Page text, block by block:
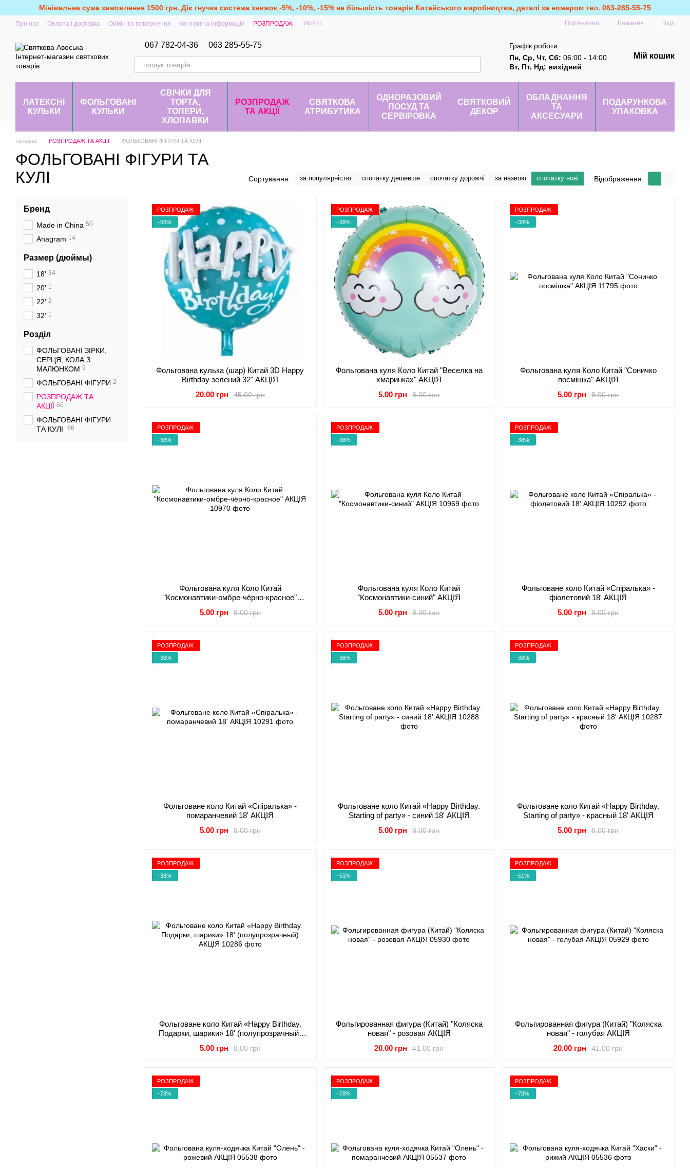
Перейти до основного контенту
Мінімальна сума замовлення 1500 грн. Діє гнучка система знижок -5%, -10%, -15% на більшість товарів Китайського виробництва, деталі за номером тел. 063-285-55-75
Про нас Оплата і доставка Обмін та повернення Контактна інформація РОЗПРОДАЖ Укр Рус Порівняння Бажання Вхід
067 782-04-36 063 285-55-75
Графік роботи:
Пн, Ср, Чт, Сб: 06:00 - 14:00
Вт, Пт, Нд: вихідний
Мій кошик
ЛАТЕКСНІ
КУЛЬКИ
ФОЛЬГОВАНІ
КУЛЬКИ
СВІЧКИ ДЛЯ
ТОРТА,
ТОПЕРИ,
ХЛОПАВКИ
РОЗПРОДАЖ
ТА АКЦІЇ
СВЯТКОВА
АТРИБУТИКА
ОДНОРАЗОВИЙ
ПОСУД ТА
СЕРВІРОВКА
СВЯТКОВИЙ
ДЕКОР
ОБЛАДНАННЯ
ТА
АКСЕСУАРИ
ПОДАРУНКОВА
УПАКОВКА
Головна РОЗПРОДАЖ ТА АКЦІЇ ФОЛЬГОВАНІ ФІГУРИ ТА КУЛІ
ФОЛЬГОВАНІ ФІГУРИ ТА
КУЛІ
Сортування: за популярністю спочатку дешевше спочатку дорожчі за назвою спочатку нові Відображення:
РОЗПРОДАЖ
−56%
Фольгована кулька (шар) Китай 3D Happy
Birthday зелений 32" АКЦІЯ
45.00 грн
20.00 грн
РОЗПРОДАЖ
−38%
Фольгована куля Коло Китай "Веселка на
хмаринках" АКЦІЯ
8.00 грн
5.00 грн
РОЗПРОДАЖ
−38%
Фольгована куля Коло Китай "Соничко
посмішка" АКЦІЯ
8.00 грн
5.00 грн
РОЗПРОДАЖ
−38%
Фольгована куля Коло Китай
"Космонавтики-омбре-чёрно-красное"
8.00 грн
5.00 грн
РОЗПРОДАЖ
−38%
Фольгована куля Коло Китай
"Космонавтики-синий" АКЦІЯ
8.00 грн
5.00 грн
РОЗПРОДАЖ
−38%
Фольговане коло Китай «Спіралька» -
фіолетовий 18' АКЦІЯ
8.00 грн
5.00 грн
РОЗПРОДАЖ
−38%
Фольговане коло Китай «Спіралька» -
помаранчевий 18' АКЦІЯ
8.00 грн
5.00 грн
РОЗПРОДАЖ
−38%
Фольговане коло Китай «Happy Birthday.
Starting of party» - синий 18' АКЦІЯ
8.00 грн
5.00 грн
РОЗПРОДАЖ
−38%
Фольговане коло Китай «Happy Birthday.
Starting of party» - красный 18' АКЦІЯ
8.00 грн
5.00 грн
РОЗПРОДАЖ
−38%
Фольговане коло Китай «Happy Birthday.
Подарки, шарики» 18' (полупрозрачный)
8.00 грн
5.00 грн
РОЗПРОДАЖ
−51%
Фольгированная фигура (Китай) "Коляска
новая" - розовая АКЦІЯ
41.00 грн
20.00 грн
РОЗПРОДАЖ
−51%
Фольгированная фигура (Китай) "Коляска
новая" - голубая АКЦІЯ
41.00 грн
20.00 грн
РОЗПРОДАЖ
−78%
РОЗПРОДАЖ
−78%
РОЗПРОДАЖ
−78%
Бренд
Made in China 50
Anagram 14
Размер (дюймы)
18' 34
20' 1
22' 2
32' 1
Розділ
ФОЛЬГОВАНІ ЗІРКИ,
СЕРЦЯ, КОЛА З
МАЛЮНКОМ 9
ФОЛЬГОВАНІ ФІГУРИ 2
РОЗПРОДАЖ ТА
АКЦІЇ 66
ФОЛЬГОВАНІ ФІГУРИ
ТА КУЛІ
66